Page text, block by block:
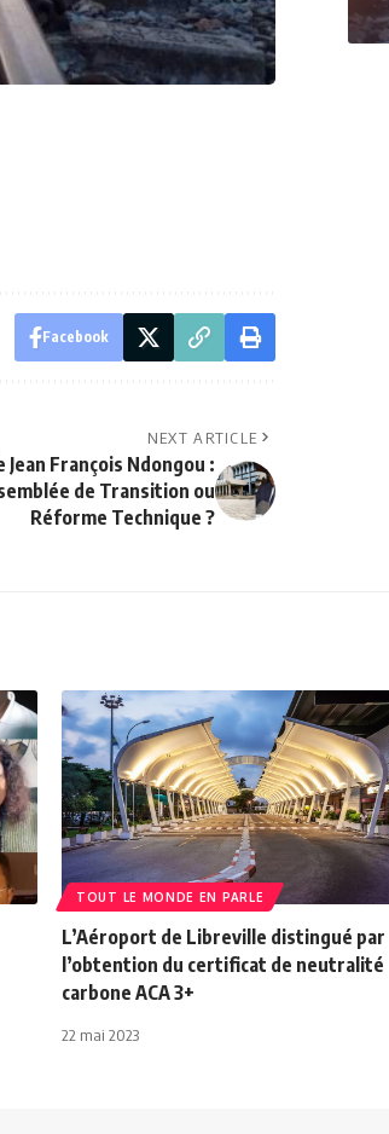
Facebook
NEXT ARTICLE
Jean François Ndongou :
de Transition ou
Réforme Technique ?
TOUT LE MONDE EN PARLE
L’Aéroport de Libreville distingué par
l’obtention du certificat de neutralité
carbone ACA 3+
22 mai 2023